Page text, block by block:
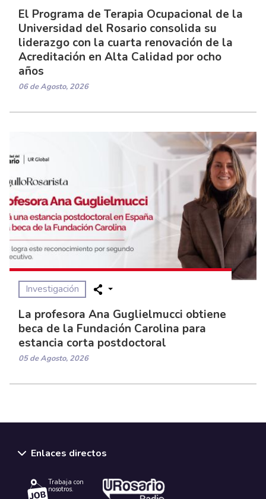
El Programa de Terapia Ocupacional de la
Universidad del Rosario consolida su
liderazgo con la cuarta renovación de la
Acreditación en Alta Calidad por ocho
años
06 de Agosto, 2026
Investigación
La profesora Ana Guglielmucci obtiene
beca de la Fundación Carolina para
estancia corta postdoctoral
05 de Agosto, 2026
Enlaces directos
Trabaja con
nosotros.